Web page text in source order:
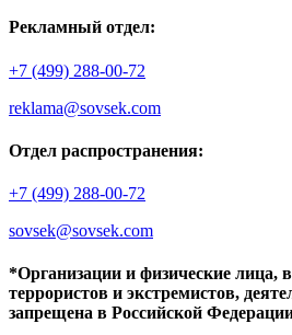
Рекламный отдел:
+7 (499) 288-00-72
reklama@sovsek.com
Отдел распространения:
+7 (499) 288-00-72
sovsek@sovsek.com
*Организации и физические лица,
террористов и экстремистов,
запрещена в Российской